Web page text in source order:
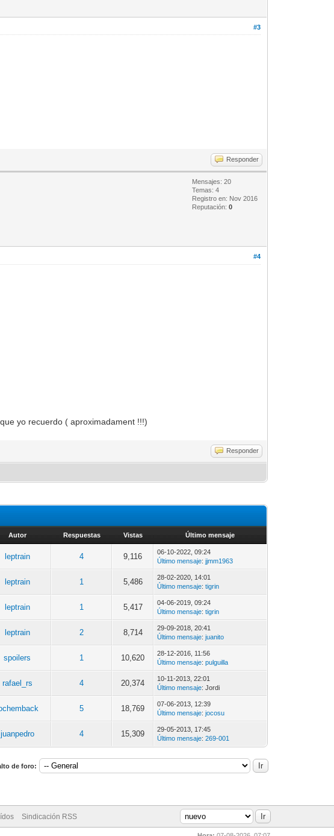
#3
Responder
Mensajes: 20
Temas: 4
Registro en: Nov 2016
Reputación:0
#4
yo recuerdo ( aproximadament !!!)
Responder
Autor Respuestas Vistas Último mensaje
leptrain 4 9,116
06-10-2022, 09:24
Último mensaje:jjmm1963
leptrain 1 5,486
28-02-2020, 14:01
Último mensaje:tigrin
leptrain 1 5,417
04-06-2019, 09:24
Último mensaje:tigrin
leptrain 2 8,714
29-09-2018, 20:41
Último mensaje:juanito
spoilers 1 10,620
28-12-2016, 11:56
Último mensaje:pulguilla
rafael_rs 4 20,374
10-11-2013, 22:01
Último mensaje: Jordi
5 18,769
07-06-2013, 12:39
Último mensaje:jocosu
juanpedro 4 15,309
29-05-2013, 17:45
Último mensaje:269-001
de foro:
Sindicación RSS